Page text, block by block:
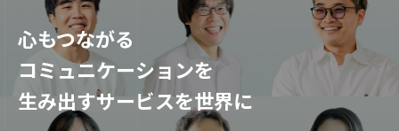
採用情報
心もつながる
コミュニケーションを
生み出すサービスを世界に